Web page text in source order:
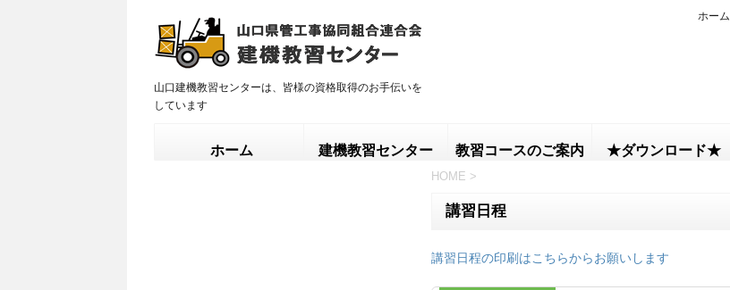
山口建機教習センターは、皆様の資格取得のお手伝いを
しています
ホーム
ホーム 建機教習センター 教習コースのご案内 ★ダウンロード★
HOME >
講習日程
講習日程の印刷はこちらからお願いします